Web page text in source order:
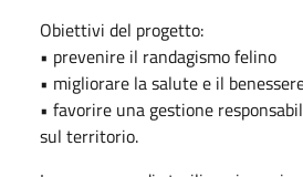
Obiettivi del progetto:
• prevenire il randagismo felino
• migliorare la salute e il
• favorire una gestione
sul territorio.